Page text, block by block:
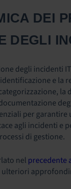
DEI
DEGLI
degli incidenti IT
e la
la
per garantire
agli incidenti e
di gestione.
nel precedente